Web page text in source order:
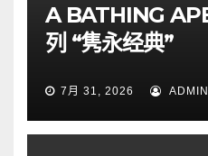
A BATHING
列 “隽永经典”
7月 31, 2026 ADMIN